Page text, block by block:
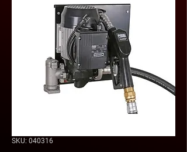
SKU: 040316